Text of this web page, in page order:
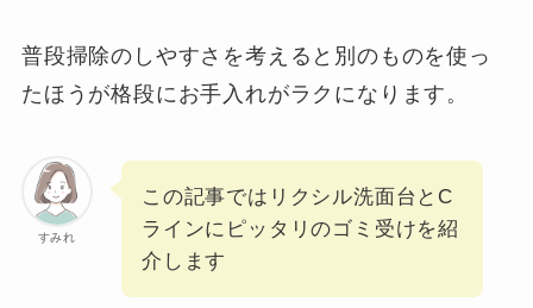
普段掃除のしやすさを考えると別のものを使っ
たほうが格段にお手入れがラクになります。
すみれ
この記事ではリクシル洗面台とC
ラインにピッタリのゴミ受けを紹
介します